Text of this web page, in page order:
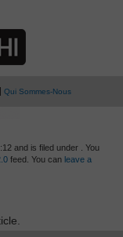
Qui Sommes-Nous
and is filed under . You
feed. You can leave a